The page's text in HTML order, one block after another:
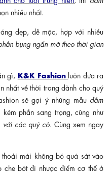
nhiều nhất.
đẹp, dễ mặc, hợp với nhiều
bụng ngấn mỡ theo thời gian
gì, K&K Fashion luôn đưa ra
nhất về thời trang dành cho quý
sẽ gợi ý những mẫu đầm
phần sang trọng, cũng như
với các quý cô. Cùng xem ngay
mái không bó quá sát vào
che bớt đi nhược điểm cơ thể ở